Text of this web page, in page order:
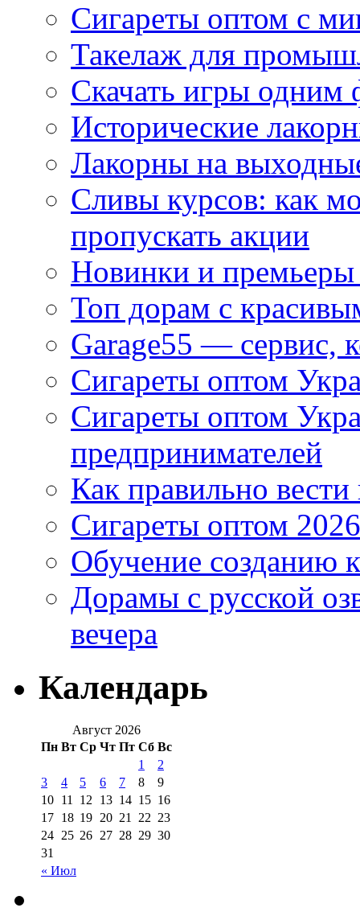
Сигареты оптом с
Такелаж для
Скачать игры одним
Исторические
Лакорны на
Сливы курсов: как
пропускать акции
Новинки и
Топ дорам с
Garage55 — сервис,
Сигареты оптом
Сигареты оптом
предпринимателей
Как правильно
Сигареты оптом
Обучение созданию
Дорамы с русской
вечера
Календарь
Август 2026
Пн Вт Ср Чт Пт Сб Вс
« Июл
1
2
3
4 5 6 7 8
9
10 11 12 13 14 15 16
17 18 19 20 21 22 23
24 25 26 27 28 29 30
31